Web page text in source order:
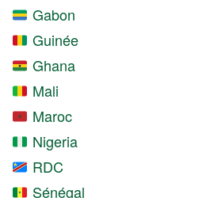
Gabon
Guinée
Ghana
Mali
Maroc
Nigeria
RDC
Sénégal